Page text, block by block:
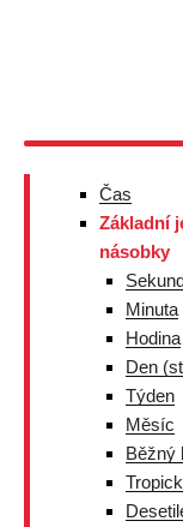
Čas
Základní
násobky
Minuta
Hodina
Den
Týden
Měsíc
Běžný